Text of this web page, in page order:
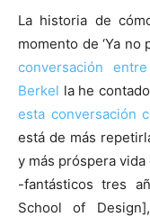
La historia de
momento de ‘Ya no
conversación
Berkel la he
esta conversación
está de más
y más próspera
-fantásticos tres
School of